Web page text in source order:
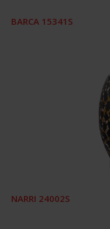
BARCA 15341S
NARRI 24002S